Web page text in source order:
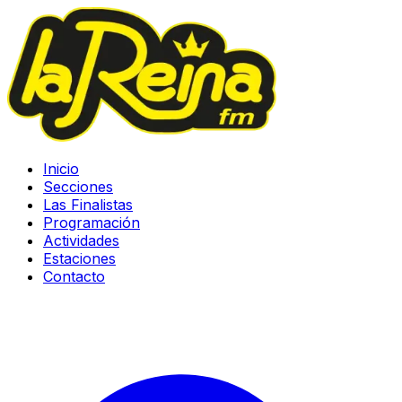
Inicio
Secciones
Las Finalistas
Programación
Actividades
Estaciones
Contacto